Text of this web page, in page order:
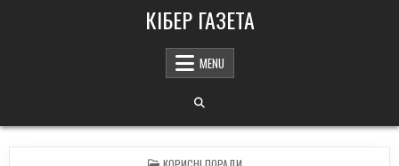
КІБЕР ГАЗЕТА
MENU
POSTED